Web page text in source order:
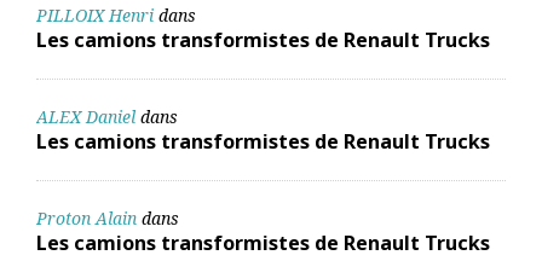
PILLOIX Henri dans
Les camions transformistes de Renault Trucks
ALEX Daniel dans
Les camions transformistes de Renault Trucks
Proton Alain dans
Les camions transformistes de Renault Trucks